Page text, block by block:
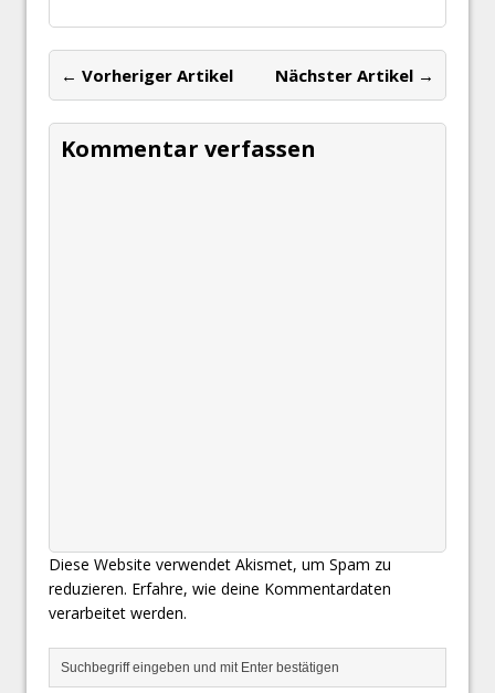
← Vorheriger Artikel Nächster Artikel →
Kommentar verfassen
Diese Website verwendet Akismet, um Spam zu
reduzieren. Erfahre, wie deine Kommentardaten
verarbeitet werden.